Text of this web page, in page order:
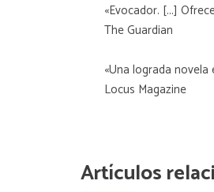
«Evocador. [...]
The Guardian
«Una lograda
Locus Magazine
Artículos